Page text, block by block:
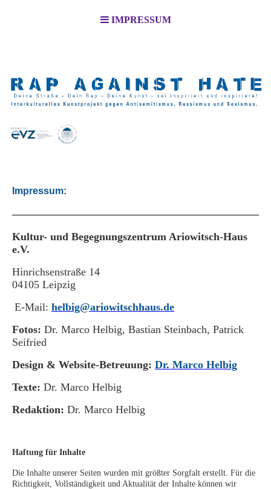
IMPRESSUM
Impressum:
Kultur- und Begegnungszentrum Ariowitsch-Haus
e.V.
Hinrichsenstraße 14
04105 Leipzig
E-Mail: helbig@ariowitschhaus.de
Fotos: Dr. Marco Helbig, Bastian Steinbach, Patrick
Seifried
Design & Website-Betreuung: Dr. Marco Helbig
Texte: Dr. Marco Helbig
Redaktion: Dr. Marco Helbig
Haftung für Inhalte
Die Inhalte unserer Seiten wurden mit größter Sorgfalt erstellt. Für die
Richtigkeit, Vollständigkeit und Aktualität der Inhalte können wir